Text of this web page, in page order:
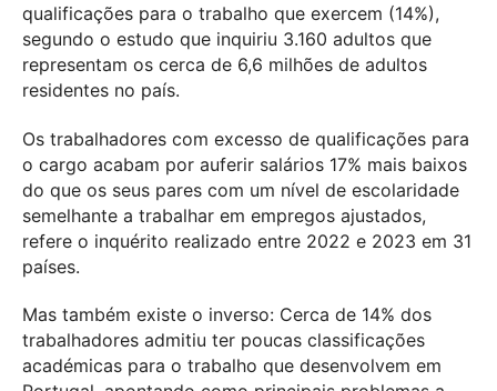
qualificações para o trabalho que exercem (14%),
segundo o estudo que inquiriu 3.160 adultos que
representam os cerca de 6,6 milhões de adultos
residentes no país.
Os trabalhadores com excesso de qualificações para
o cargo acabam por auferir salários 17% mais baixos
do que os seus pares com um nível de escolaridade
semelhante a trabalhar em empregos ajustados,
refere o inquérito realizado entre 2022 e 2023 em 31
países.
Mas também existe o inverso: Cerca de 14% dos
trabalhadores admitiu ter poucas classificações
académicas para o trabalho que desenvolvem em